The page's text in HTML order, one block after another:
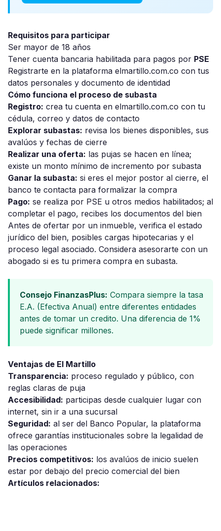
Requisitos para participar
Ser mayor de 18 años
Tener cuenta bancaria habilitada para pagos por PSE
Registrarte en la plataforma elmartillo.com.co con tus
datos personales y documento de identidad
Cómo funciona el proceso de subasta
Registro: crea tu cuenta en elmartillo.com.co con tu
cédula, correo y datos de contacto
Explorar subastas: revisa los bienes disponibles, sus
avalúos y fechas de cierre
Realizar una oferta: las pujas se hacen en línea;
existe un monto mínimo de incremento por subasta
Ganar la subasta: si eres el mejor postor al cierre, el
banco te contacta para formalizar la compra
Pago: se realiza por PSE u otros medios habilitados; al
completar el pago, recibes los documentos del bien
Antes de ofertar por un inmueble, verifica el estado
jurídico del bien, posibles cargas hipotecarias y el
proceso legal asociado. Considera asesorarte con un
abogado si es tu primera compra en subasta.
Consejo FinanzasPlus: Compara siempre la tasa
E.A. (Efectiva Anual) entre diferentes entidades
antes de tomar un credito. Una diferencia de 1%
puede significar millones.
Ventajas de El Martillo
Transparencia: proceso regulado y público, con
reglas claras de puja
Accesibilidad: participas desde cualquier lugar con
internet, sin ir a una sucursal
Seguridad: al ser del Banco Popular, la plataforma
ofrece garantías institucionales sobre la legalidad de
las operaciones
Precios competitivos: los avalúos de inicio suelen
estar por debajo del precio comercial del bien
Artículos relacionados: